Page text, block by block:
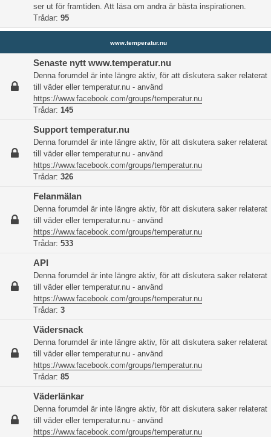
ser ut för framtiden. Att läsa om andra är bästa inspirationen.
Trådar: 95
www.temperatur.nu
Senaste nytt www.temperatur.nu
Denna forumdel är inte längre aktiv, för att diskutera saker relaterat
till väder eller temperatur.nu - använd
https://www.facebook.com/groups/temperatur.nu
Trådar: 145
Support temperatur.nu
Denna forumdel är inte längre aktiv, för att diskutera saker relaterat
till väder eller temperatur.nu - använd
https://www.facebook.com/groups/temperatur.nu
Trådar: 326
Felanmälan
Denna forumdel är inte längre aktiv, för att diskutera saker relaterat
till väder eller temperatur.nu - använd
https://www.facebook.com/groups/temperatur.nu
Trådar: 533
API
Denna forumdel är inte längre aktiv, för att diskutera saker relaterat
till väder eller temperatur.nu - använd
https://www.facebook.com/groups/temperatur.nu
Trådar: 3
Vädersnack
Denna forumdel är inte längre aktiv, för att diskutera saker relaterat
till väder eller temperatur.nu - använd
https://www.facebook.com/groups/temperatur.nu
Trådar: 85
Väderlänkar
Denna forumdel är inte längre aktiv, för att diskutera saker relaterat
till väder eller temperatur.nu - använd
https://www.facebook.com/groups/temperatur.nu